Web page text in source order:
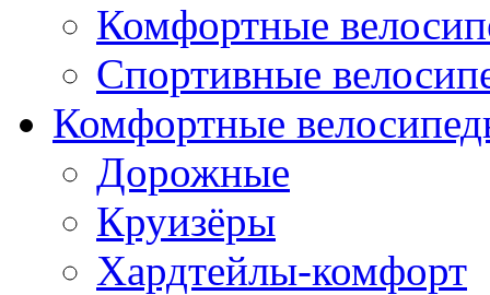
Комфортные
Спортивные
Комфортные
Дорожные
Круизёры
Хардтейлы-комфорт